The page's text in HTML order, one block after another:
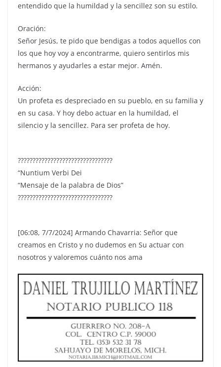
entendido que la humildad y la sencillez son su estilo.
Oración:
Señor Jesús, te pido que bendigas a todos aquellos con
los que hoy voy a encontrarme, quiero sentirlos mis
hermanos y ayudarles a estar mejor. Amén.
Acción:
Un profeta es despreciado en su pueblo, en su familia y
en su casa. Y hoy debo actuar en la humildad, el
silencio y la sencillez. Para ser profeta de hoy.
????????????????????????????????
“Nuntium Verbi Dei
“Mensaje de la palabra de Dios”
????????????????????????????????
[06:08, 7/7/2024] Armando Chavarria: Señor que
creamos en Cristo y no dudemos en Su actuar con
nosotros y valoremos cuánto nos ama